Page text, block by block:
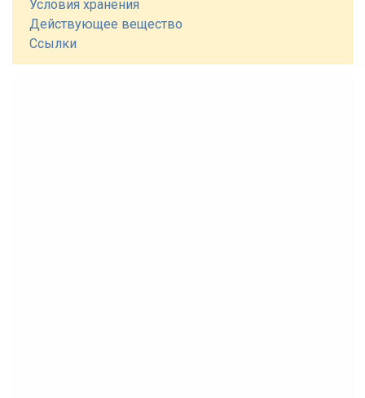
Условия хранения
Действующее вещество
Ссылки